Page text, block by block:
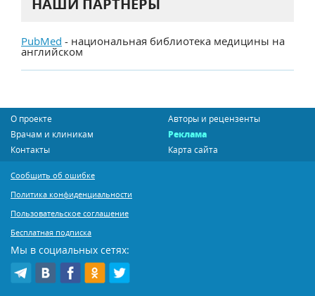
НАШИ ПАРТНЕРЫ
PubMed - национальная библиотека медицины на
английском
О проекте
Авторы и рецензенты
Врачам и клиникам
Реклама
Контакты
Карта сайта
Сообщить об ошибке
Политика конфиденциальности
Пользовательское соглашение
Бесплатная подписка
Мы в социальных сетях: